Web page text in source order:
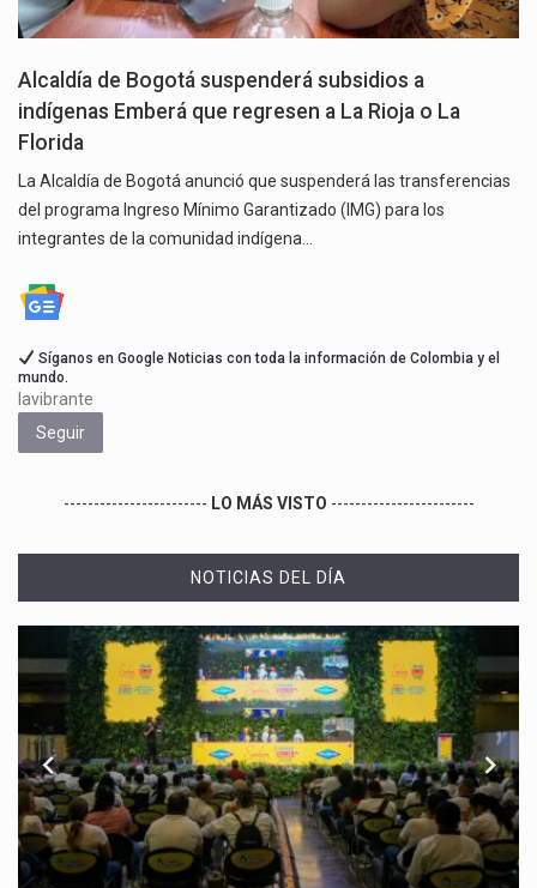
Alcaldía de Bogotá suspenderá subsidios a
indígenas Emberá que regresen a La Rioja o La
Florida
La Alcaldía de Bogotá anunció que suspenderá las transferencias
del programa Ingreso Mínimo Garantizado (IMG) para los
integrantes de la comunidad indígena…
Síganos en Google Noticias con toda la información de Colombia y el
mundo.
lavibrante
Seguir
------------------------ LO MÁS VISTO ------------------------
NOTICIAS DEL DÍA